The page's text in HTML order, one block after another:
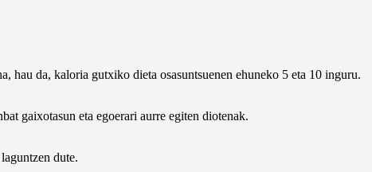
hau da, kaloria gutxiko dieta osasuntsuenen ehuneko 5 eta 10 inguru.
gaixotasun eta egoerari aurre egiten diotenak.
dute.